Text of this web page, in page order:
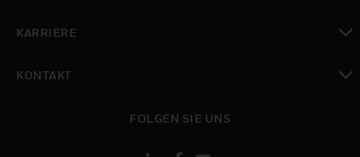
KARRIERE
KONTAKT
FOLGEN SIE UNS